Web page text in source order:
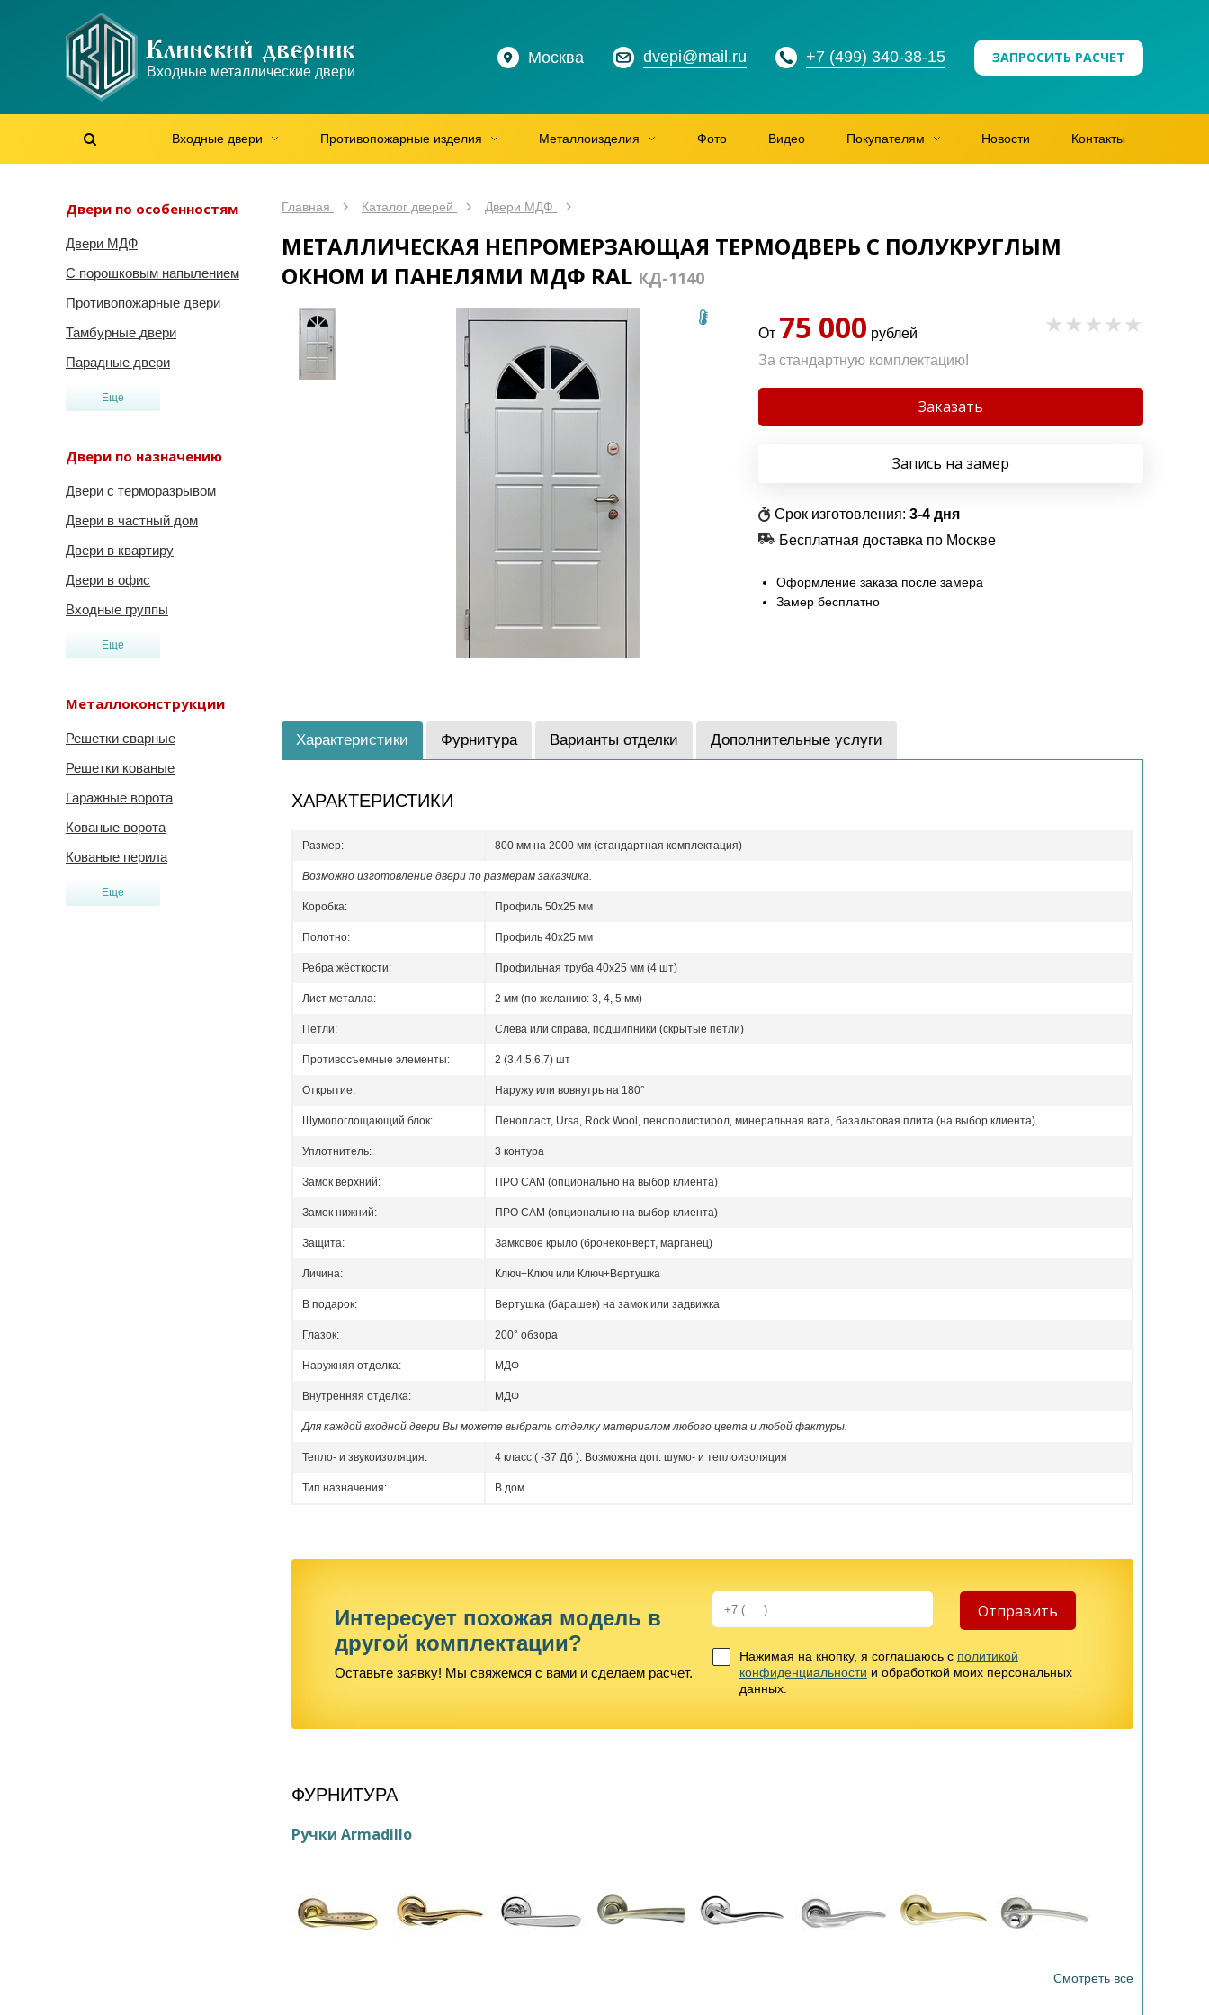
Входные металлические двери
Москва dvepi@mail.ru +7 (499) 340-38-15 ЗАПРОСИТЬ РАСЧЕТ
Входные двери Противопожарные изделия Металлоизделия Фото Видео Покупателям Новости Контакты
Двери по особенностям
Двери МДФ
С порошковым напылением
Противопожарные двери
Тамбурные двери
Парадные двери
Еще
Двери по назначению
Двери с терморазрывом
Двери в частный дом
Двери в квартиру
Двери в офис
Входные группы
Еще
Металлоконструкции
Решетки сварные
Решетки кованые
Гаражные ворота
Кованые ворота
Кованые перила
Еще
Главная Каталог дверей Двери МДФ
МЕТАЛЛИЧЕСКАЯ НЕПРОМЕРЗАЮЩАЯ ТЕРМОДВЕРЬ С ПОЛУКРУГЛЫМ
ОКНОМ И ПАНЕЛЯМИ МДФ RAL КД-1140
От 75 000 рублей
За стандартную комплектацию!
Заказать
Запись на замер
Срок изготовления: 3-4 дня
Бесплатная доставка по Москве
Оформление заказа после замера
Замер бесплатно
Характеристики Фурнитура Варианты отделки Дополнительные услуги
ХАРАКТЕРИСТИКИ
Размер: 800 мм на 2000 мм (стандартная комплектация)
Возможно изготовление двери по размерам заказчика.
Коробка: Профиль 50x25 мм
Полотно: Профиль 40x25 мм
Ребра жёсткости: Профильная труба 40х25 мм (4 шт)
Лист металла: 2 мм (по желанию: 3, 4, 5 мм)
Петли: Слева или справа, подшипники (скрытые петли)
Противосъемные элементы: 2 (3,4,5,6,7) шт
Открытие: Наружу или вовнутрь на 180°
Шумопоглощающий блок: Пенопласт, Ursa, Rock Wool, пенополистирол, минеральная вата, базальтовая плита (на выбор клиента)
Уплотнитель: 3 контура
Замок верхний: ПРО САМ (опционально на выбор клиента)
Замок нижний: ПРО САМ (опционально на выбор клиента)
Защита: Замковое крыло (бронеконверт, марганец)
Личина: Ключ+Ключ или Ключ+Вертушка
В подарок: Вертушка (барашек) на замок или задвижка
Глазок: 200° обзора
Наружняя отделка: МДФ
Внутренняя отделка: МДФ
Для каждой входной двери Вы можете выбрать отделку материалом любого цвета и любой фактуры.
Тепло- и звукоизоляция: 4 класс ( -37 Дб ). Возможна доп. шумо- и теплоизоляция
Тип назначения: В дом
Интересует похожая модель в
другой комплектации?
Оставьте заявку! Мы свяжемся с вами и сделаем расчет.
Нажимая на кнопку, я соглашаюсь с политикой
конфиденциальности и обработкой моих персональных
данных.
ФУРНИТУРА
Ручки Armadillo
Смотреть все
Max
Мы онлайн!
WhatsApp
Мы онлайн!
Telegram
Мы онлайн!
Max
Мы онлайн!
WhatsApp
Мы онлайн!